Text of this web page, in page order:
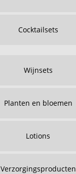
Cocktailsets
Wijnsets
Planten en bloemen
Lotions
Verzorgingsproducten